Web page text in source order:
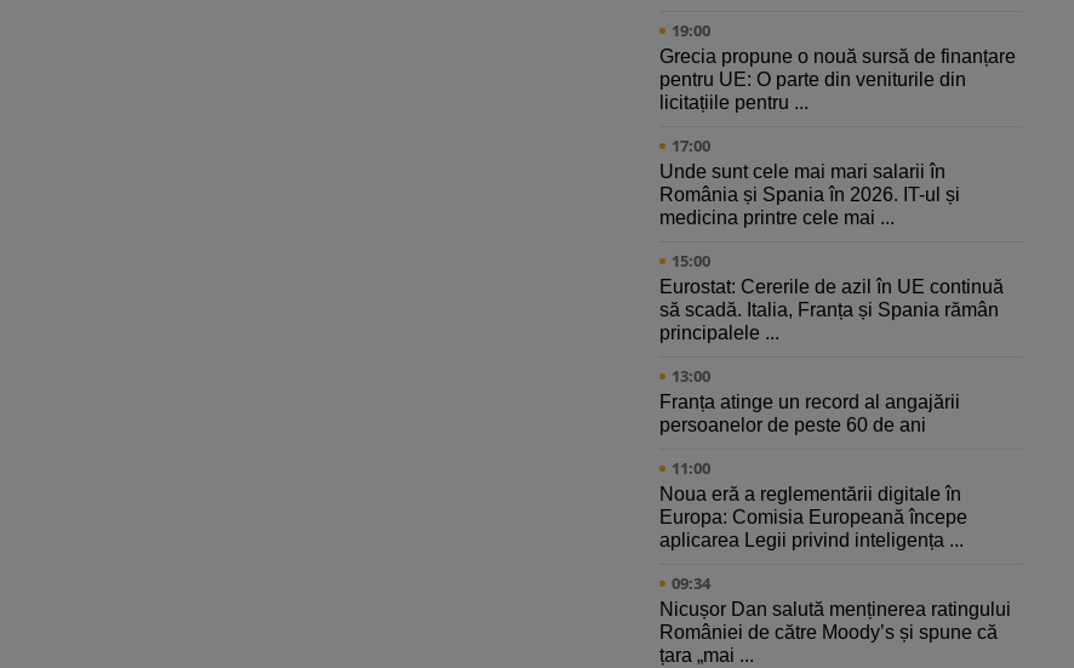
19:00
Grecia propune o nouă sursă de finanțare
pentru UE: O parte din veniturile din
licitațiile pentru ...
17:00
Unde sunt cele mai mari salarii în
România și Spania în 2026. IT-ul și
medicina printre cele mai ...
15:00
Eurostat: Cererile de azil în UE continuă
să scadă. Italia, Franța și Spania rămân
principalele ...
13:00
Franța atinge un record al angajării
persoanelor de peste 60 de ani
11:00
Noua eră a reglementării digitale în
Europa: Comisia Europeană începe
aplicarea Legii privind inteligența ...
09:34
Nicușor Dan salută menținerea ratingului
României de către Moody’s și spune că
țara „mai ...